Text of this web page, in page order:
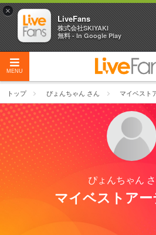
MENU
トップ ぴょんちゃん さん マイベスト
ぴょんちゃん
マイベストアー
×
LiveFans
株式会社SKIYAKI
無料 - In Google Play